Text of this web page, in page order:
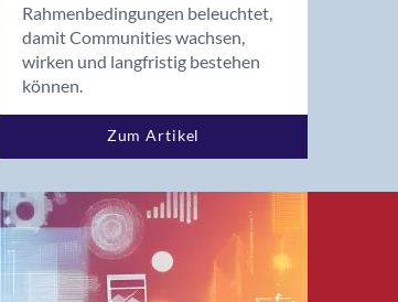
Rahmenbedingungen beleuchtet,
damit Communities wachsen,
wirken und langfristig bestehen
können.
Zum Artikel